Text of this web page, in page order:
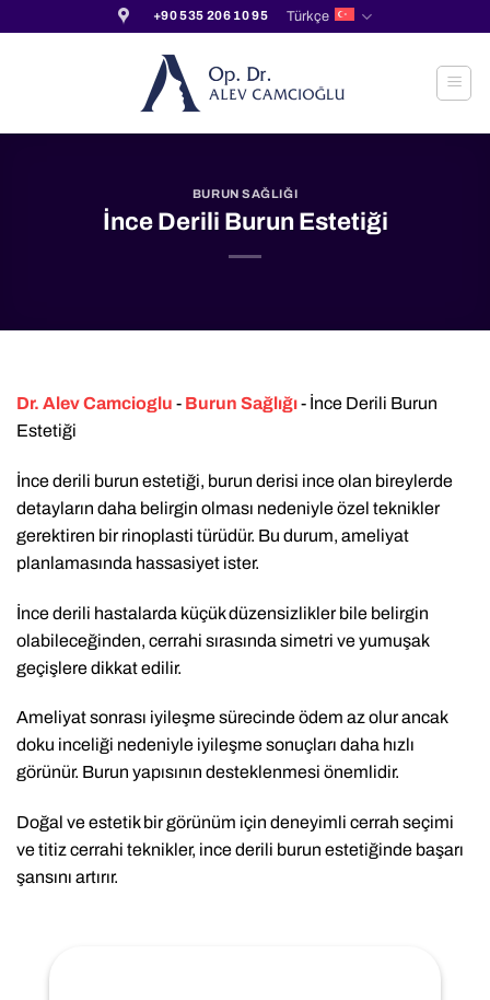
+90 535 206 10 95 Türkçe
BURUN SAĞLIĞI
İnce Derili Burun Estetiği
Dr. Alev Camcioglu - Burun Sağlığı- İnce Derili Burun
Estetiği
İnce derili burun estetiği, burun derisi ince olan bireylerde
detayların daha belirgin olması nedeniyle özel teknikler
gerektiren bir rinoplasti türüdür. Bu durum, ameliyat
planlamasında hassasiyet ister.
İnce derili hastalarda küçük düzensizlikler bile belirgin
olabileceğinden, cerrahi sırasında simetri ve yumuşak
geçişlere dikkat edilir.
Ameliyat sonrası iyileşme sürecinde ödem az olur ancak
doku inceliği nedeniyle iyileşme sonuçları daha hızlı
görünür. Burun yapısının desteklenmesi önemlidir.
Doğal ve estetik bir görünüm için deneyimli cerrah seçimi
ve titiz cerrahi teknikler, ince derili burun estetiğinde başarı
şansını artırır.